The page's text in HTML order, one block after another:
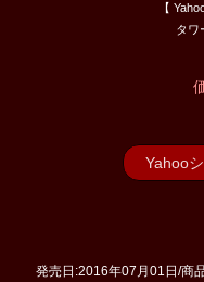
【
タワ
Yahoo
発売日:2016年07月01日/商